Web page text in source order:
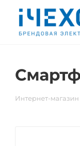
Интернет-магазин